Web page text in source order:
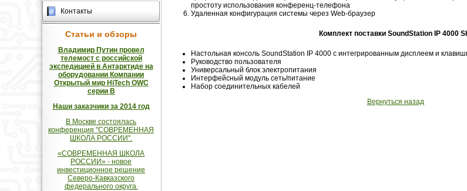
Контакты
Статьи и обзоры
Владимир Путин провел
телемост с российской
экспедицией в Антарктиде на
оборудовании Компании
Открытый мир HiTech OWC
серии В
Наши заказчики за 2014 год
В Москве состоялась
конференция "СОВРЕМЕННАЯ
ШКОЛА РОССИИ".
«СОВРЕМЕННАЯ ШКОЛА
РОССИИ» - новое
инвестиционное решение
Северо-Кавказского
федерального округа.
простоту использования конференц-телефона
Удаленная конфигурация системы через Web-браузер
Комплект поставки SoundStation IP 4000
Настольная консоль SoundStation IP 4000 с интегрированным дисплеем и
Руководство пользователя
Универсальный блок электропитания
Интерфейсный модуль сеть/питание
Набор соединительных кабелей
Вернуться назад